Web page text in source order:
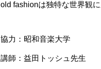
old fashionは独特な世界観
協力： 昭和音楽大学
講師：益田トッシュ先生